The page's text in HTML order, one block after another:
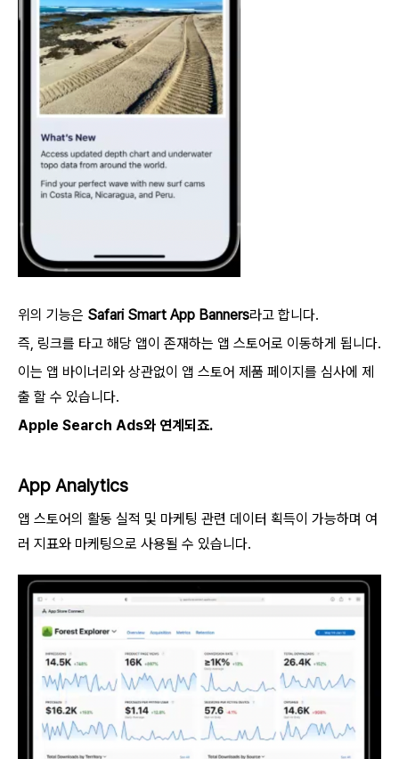
위의 기능은 Safari Smart App Banners라고 합니다.
즉, 링크를 타고 해당 앱이 존재하는 앱 스토어로 이동하게 됩니다.
이는 앱 바이너리와 상관없이 앱 스토어 제품 페이지를 심사에 제
출 할 수 있습니다.
Apple Search Ads와 연계되죠.
App Analytics
앱 스토어의 활동 실적 및 마케팅 관련 데이터 획득이 가능하며 여
러 지표와 마케팅으로 사용될 수 있습니다.